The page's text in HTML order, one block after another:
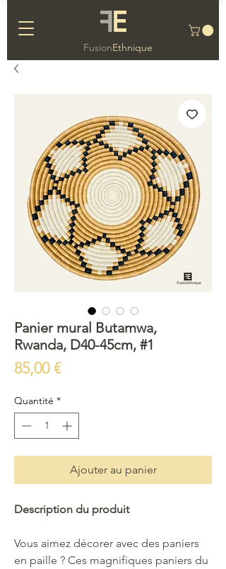
FusionEthnique
E
F
Panier mural Butamwa,
Rwanda, D40-45cm, #1
85,00 €Prix
Quantité *
Ajouter au panier
Description du produit
Vous aimez décorer avec des paniers
en paille ? Ces magnifiques paniers du